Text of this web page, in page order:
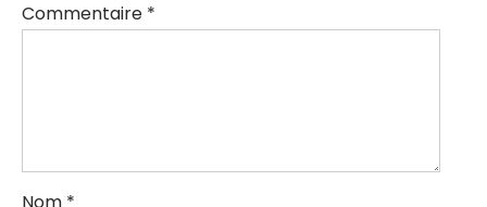
Commentaire *